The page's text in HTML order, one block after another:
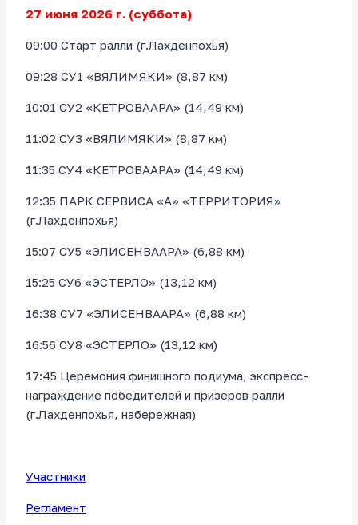
27 июня 2026 г. (суббота)
09:00 Старт ралли (г.Лахденпохья)
09:28 СУ1 «ВЯЛИМЯКИ» (8,87 км)
10:01 СУ2 «КЕТРОВААРА» (14,49 км)
11:02 СУ3 «ВЯЛИМЯКИ» (8,87 км)
11:35 СУ4 «КЕТРОВААРА» (14,49 км)
12:35 ПАРК СЕРВИСА «А» «ТЕРРИТОРИЯ»
(г.Лахденпохья)
15:07 СУ5 «ЭЛИСЕНВААРА» (6,88 км)
15:25 СУ6 «ЭСТЕРЛО» (13,12 км)
16:38 СУ7 «ЭЛИСЕНВААРА» (6,88 км)
16:56 СУ8 «ЭСТЕРЛО» (13,12 км)
17:45 Церемония финишного подиума, экспресс-
награждение победителей и призеров ралли
(г.Лахденпохья, набережная)
Участники
Регламент